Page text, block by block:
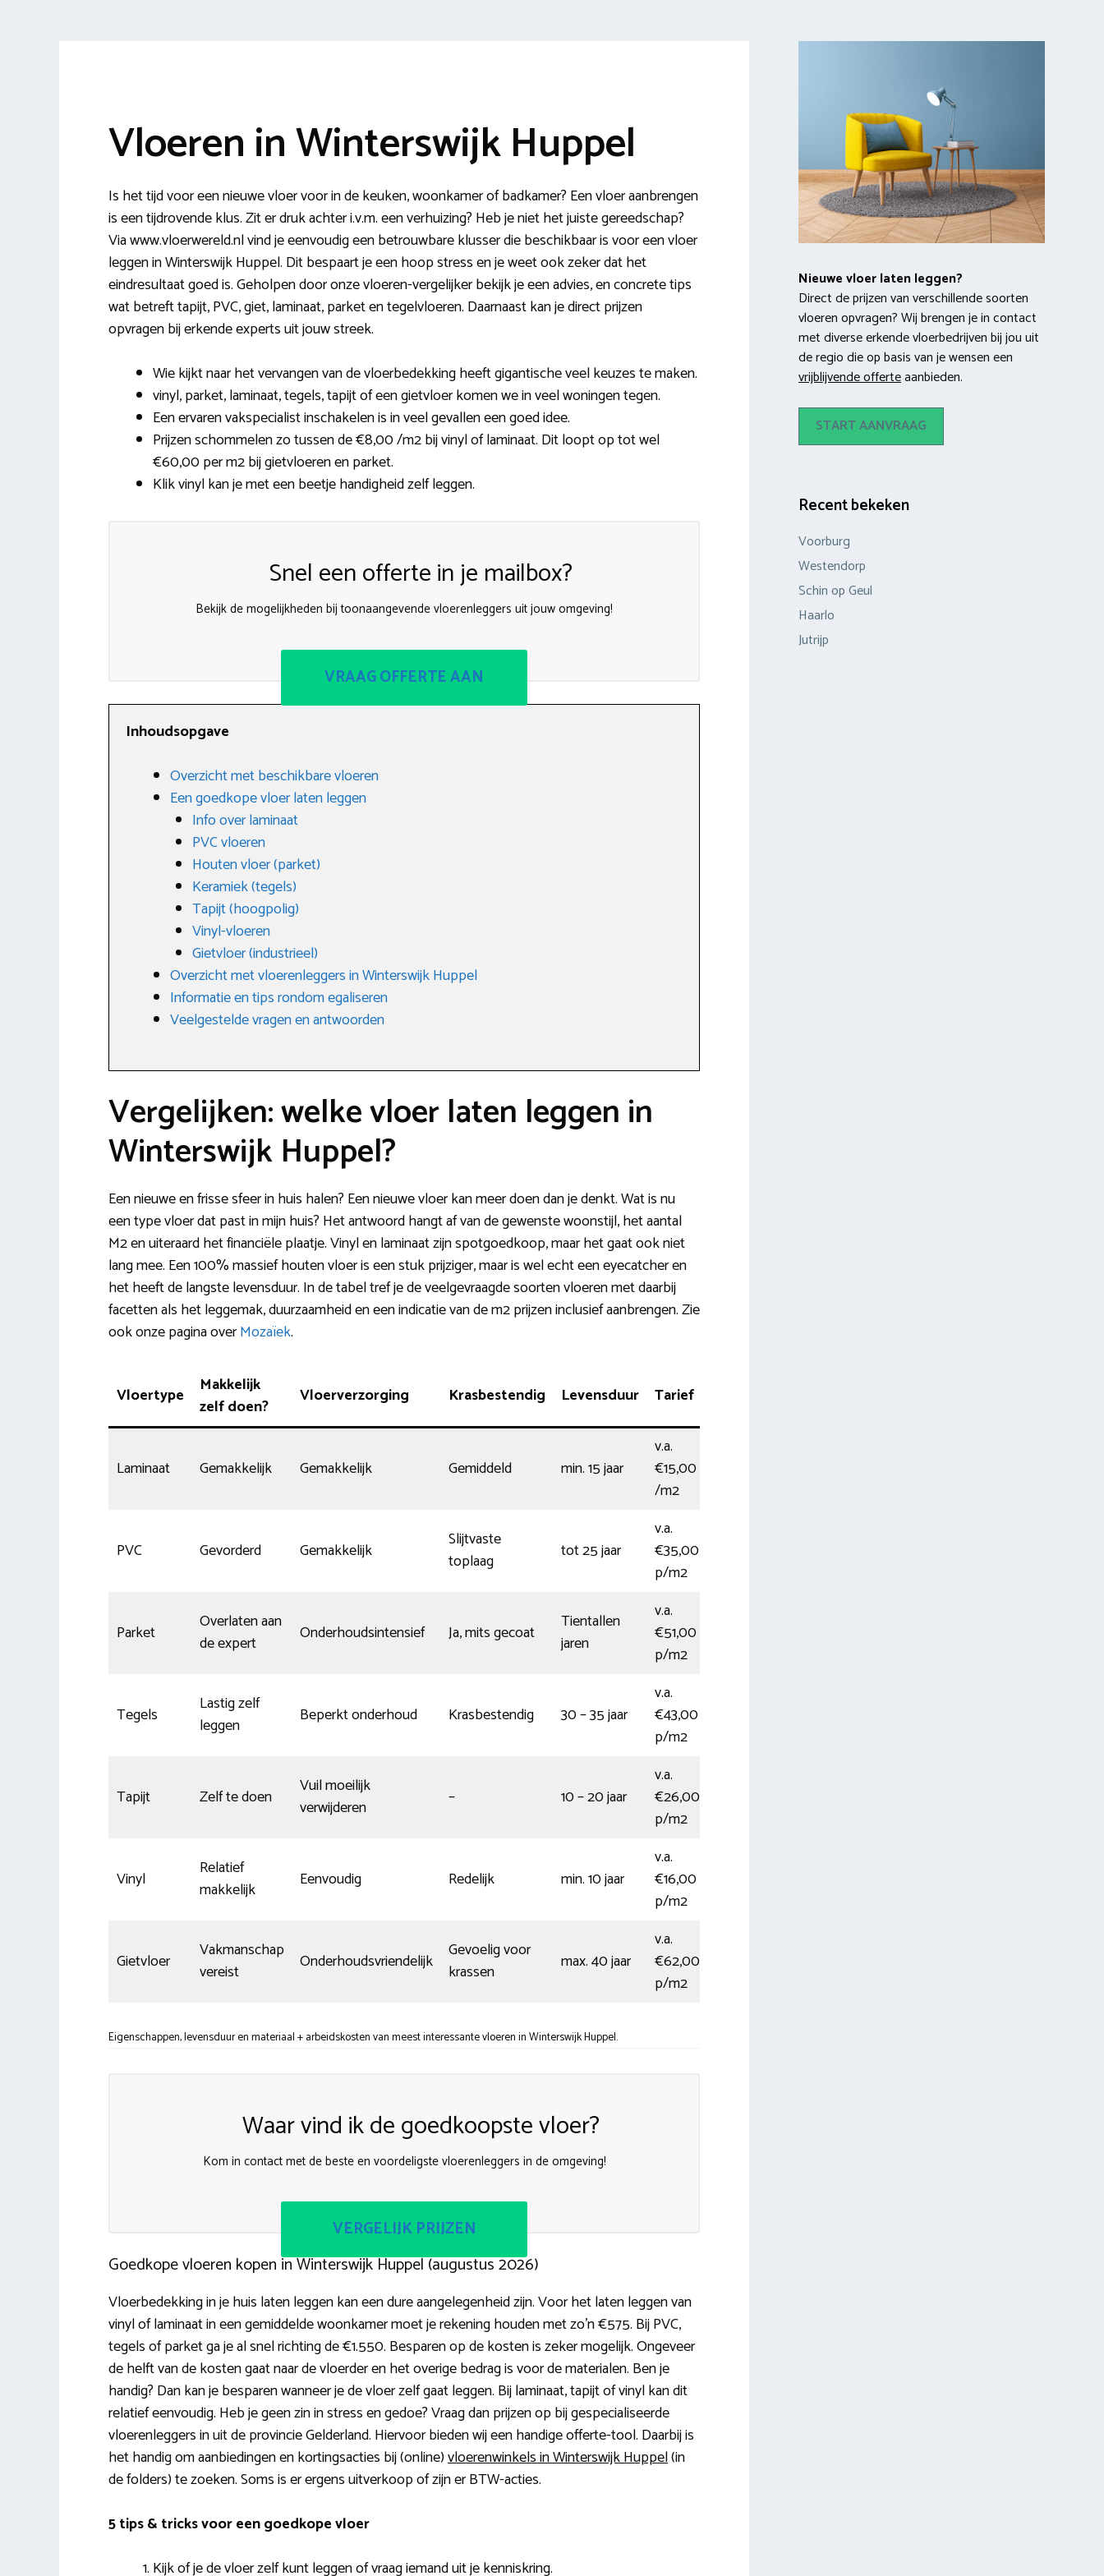
Vloeren in Winterswijk Huppel
Is het tijd voor een nieuwe vloer voor in de keuken, woonkamer of badkamer? Een vloer aanbrengen
is een tijdrovende klus. Zit er druk achter i.v.m. een verhuizing? Heb je niet het juiste gereedschap?
Via www.vloerwereld.nl vind je eenvoudig een betrouwbare klusser die beschikbaar is voor een vloer
leggen in Winterswijk Huppel. Dit bespaart je een hoop stress en je weet ook zeker dat het
eindresultaat goed is. Geholpen door onze vloeren-vergelijker bekijk je een advies, en concrete tips
wat betreft tapijt, PVC, giet, laminaat, parket en tegelvloeren. Daarnaast kan je direct prijzen
opvragen bij erkende experts uit jouw streek.
Wie kijkt naar het vervangen van de vloerbedekking heeft gigantische veel keuzes te maken.
vinyl, parket, laminaat, tegels, tapijt of een gietvloer komen we in veel woningen tegen.
Een ervaren vakspecialist inschakelen is in veel gevallen een goed idee.
Prijzen schommelen zo tussen de €8,00 /m2 bij vinyl of laminaat. Dit loopt op tot wel
€60,00 per m2 bij gietvloeren en parket.
Klik vinyl kan je met een beetje handigheid zelf leggen.
Snel een offerte in je mailbox?
Bekijk de mogelijkheden bij toonaangevende vloerenleggers uit jouw omgeving!
VRAAG OFFERTE AAN
Inhoudsopgave
Overzicht met beschikbare vloeren
Een goedkope vloer laten leggen
Info over laminaat
PVC vloeren
Houten vloer (parket)
Keramiek (tegels)
Tapijt (hoogpolig)
Vinyl-vloeren
Gietvloer (industrieel)
Overzicht met vloerenleggers in Winterswijk Huppel
Informatie en tips rondom egaliseren
Veelgestelde vragen en antwoorden
Vergelijken: welke vloer laten leggen in
Winterswijk Huppel?
Een nieuwe en frisse sfeer in huis halen? Een nieuwe vloer kan meer doen dan je denkt. Wat is nu
een type vloer dat past in mijn huis? Het antwoord hangt af van de gewenste woonstijl, het aantal
M2 en uiteraard het financiële plaatje. Vinyl en laminaat zijn spotgoedkoop, maar het gaat ook niet
lang mee. Een 100% massief houten vloer is een stuk prijziger, maar is wel echt een eyecatcher en
het heeft de langste levensduur. In de tabel tref je de veelgevraagde soorten vloeren met daarbij
facetten als het leggemak, duurzaamheid en een indicatie van de m2 prijzen inclusief aanbrengen. Zie
ook onze pagina overMozaïek.
Vloertype
Makkelijk
zelf doen?
Vloerverzorging Krasbestendig Levensduur Tarief
Laminaat Gemakkelijk Gemakkelijk Gemiddeld min. 15 jaar
v.a.
€15,00
/m2
PVC Gevorderd Gemakkelijk
Slijtvaste
toplaag
tot 25 jaar
v.a.
€35,00
p/m2
Parket
Overlaten aan
de expert
Onderhoudsintensief Ja, mits gecoat
Tientallen
jaren
v.a.
€51,00
p/m2
Tegels
Lastig zelf
leggen
Beperkt onderhoud Krasbestendig 30 – 35 jaar
v.a.
€43,00
p/m2
Tapijt Zelf te doen
Vuil moeilijk
verwijderen
– 10 – 20 jaar
v.a.
€26,00
p/m2
Vinyl
Relatief
makkelijk
Eenvoudig Redelijk min. 10 jaar
v.a.
€16,00
p/m2
Gietvloer
Vakmanschap
vereist
Onderhoudsvriendelijk
Gevoelig voor
krassen
max. 40 jaar
v.a.
€62,00
p/m2
Eigenschappen, levensduur en materiaal + arbeidskosten van meest interessante vloeren in Winterswijk Huppel.
Waar vind ik de goedkoopste vloer?
Kom in contact met de beste en voordeligste vloerenleggers in de omgeving!
VERGELIJK PRIJZEN
Goedkope vloeren kopen in Winterswijk Huppel (augustus 2026)
Vloerbedekking in je huis laten leggen kan een dure aangelegenheid zijn. Voor het laten leggen van
vinyl of laminaat in een gemiddelde woonkamer moet je rekening houden met zo’n €575. Bij PVC,
tegels of parket ga je al snel richting de €1.550. Besparen op de kosten is zeker mogelijk. Ongeveer
de helft van de kosten gaat naar de vloerder en het overige bedrag is voor de materialen. Ben je
handig? Dan kan je besparen wanneer je de vloer zelf gaat leggen. Bij laminaat, tapijt of vinyl kan dit
relatief eenvoudig. Heb je geen zin in stress en gedoe? Vraag dan prijzen op bij gespecialiseerde
vloerenleggers in uit de provincie Gelderland. Hiervoor bieden wij een handige offerte-tool. Daarbij is
het handig om aanbiedingen en kortingsacties bij (online)vloerenwinkels in Winterswijk Huppel(in
de folders) te zoeken. Soms is er ergens uitverkoop of zijn er BTW-acties.
5 tips & tricks voor een goedkope vloer
Kijk of je de vloer zelf kunt leggen of vraag iemand uit je kenniskring.
Nieuwe vloer laten leggen?
Direct de prijzen van verschillende soorten
vloeren opvragen? Wij brengen je in contact
met diverse erkende vloerbedrijven bij jou uit
de regio die op basis van je wensen een
vrijblijvende offerteaanbieden.
START AANVRAAG
Recent bekeken
Voorburg
Westendorp
Schin op Geul
Haarlo
Jutrijp